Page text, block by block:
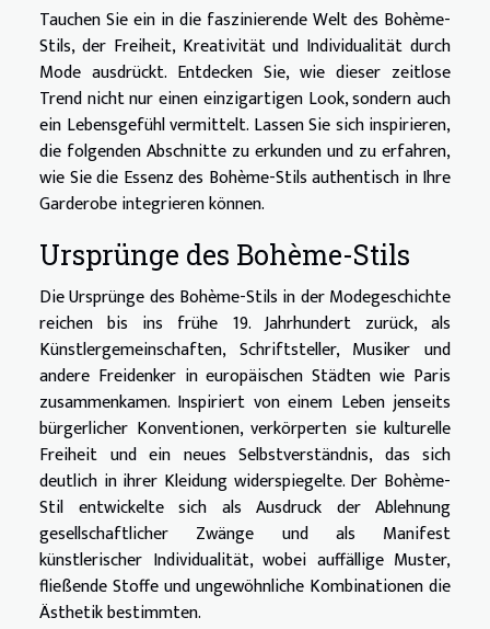
Tauchen Sie ein in die faszinierende Welt des Bohème-
Stils, der Freiheit, Kreativität und Individualität durch
Mode ausdrückt. Entdecken Sie, wie dieser zeitlose
Trend nicht nur einen einzigartigen Look, sondern auch
ein Lebensgefühl vermittelt. Lassen Sie sich inspirieren,
die folgenden Abschnitte zu erkunden und zu erfahren,
wie Sie die Essenz des Bohème-Stils authentisch in Ihre
Garderobe integrieren können.
Ursprünge des Bohème-Stils
Die Ursprünge des Bohème-Stils in der Modegeschichte
reichen bis ins frühe 19. Jahrhundert zurück, als
Künstlergemeinschaften, Schriftsteller, Musiker und
andere Freidenker in europäischen Städten wie Paris
zusammenkamen. Inspiriert von einem Leben jenseits
bürgerlicher Konventionen, verkörperten sie kulturelle
Freiheit und ein neues Selbstverständnis, das sich
deutlich in ihrer Kleidung widerspiegelte. Der Bohème-
Stil entwickelte sich als Ausdruck der Ablehnung
gesellschaftlicher Zwänge und als Manifest
künstlerischer Individualität, wobei auffällige Muster,
fließende Stoffe und ungewöhnliche Kombinationen die
Ästhetik bestimmten.